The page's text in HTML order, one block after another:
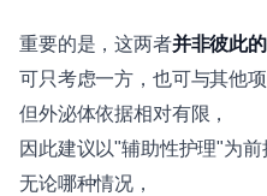
重要的是，这两者并非彼此
可只考虑一方，也可与其他
但外泌体依据相对有限，
因此建议以"辅助性护理"为前
无论哪种情况，